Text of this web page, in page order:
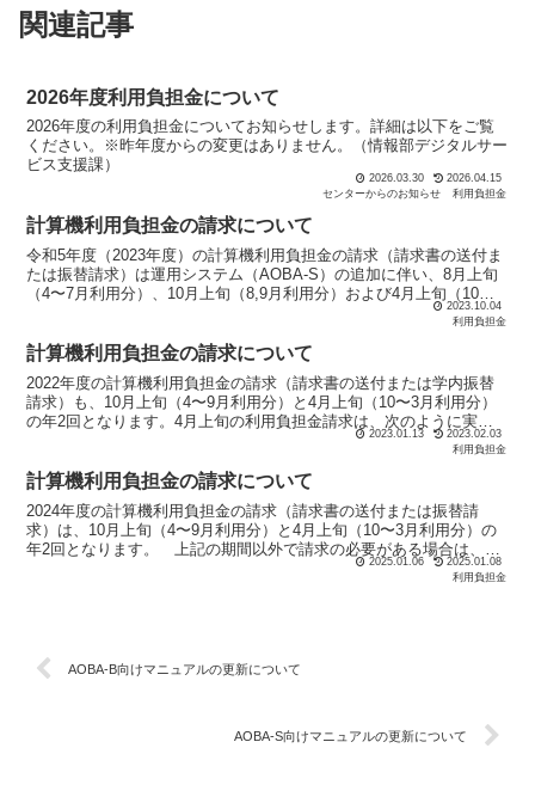
関連記事
2026年度利用負担金について
2026年度の利用負担金についてお知らせします。詳細は以下をご覧
ください。※昨年度からの変更はありません。（情報部デジタルサー
ビス支援課）
2026.03.30
2026.04.15
センターからのお知らせ
利用負担金
計算機利用負担金の請求について
令和5年度（2023年度）の計算機利用負担金の請求（請求書の送付ま
たは振替請求）は運用システム（AOBA-S）の追加に伴い、8月上旬
（4〜7月利用分）、10月上旬（8,9月利用分）および4月上旬（10〜3
2023.10.04
利用負担金
計算機利用負担金の請求について
2022年度の計算機利用負担金の請求（請求書の送付または学内振替
請求）も、10月上旬（4〜9月利用分）と4月上旬（10〜3月利用分）
の年2回となります。4月上旬の利用負担金請求は、次のように実施
いたします。1．通常の請求【連絡の必要なし】2...2023.01.13
2023.02.03
利用負担金
計算機利用負担金の請求について
2024年度の計算機利用負担金の請求（請求書の送付または振替請
求）は、10月上旬（4〜9月利用分）と4月上旬（10〜3月利用分）の
年2回となります。 上記の期間以外で請求の必要がある場合は、情
報部デジタルサービス支援課（受付）までお問合せく...
2025.01.06
2025.01.08
利用負担金
AOBA-B向けマニュアルの更新について
AOBA-S向けマニュアルの更新について